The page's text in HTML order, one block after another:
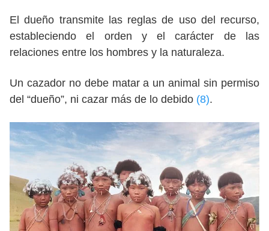
El dueño transmite las reglas de uso del recurso,
estableciendo el orden y el carácter de las
relaciones entre los hombres y la naturaleza.
Un cazador no debe matar a un animal sin permiso
del “dueño”, ni cazar más de lo debido (8).